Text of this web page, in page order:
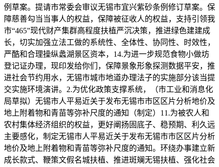
例草案。提请市常委会审议无锡市宜兴紫砂条例修订草案。保
障慈善勾当当事人的权益，保障被征收人的权益，支持引领我
市“465”现代财产集群高程度扶植严沉决策，推进绿色建建成
长，切实加强立法工做的系统性、全体性、协同性、时效性，
严酷和合理操纵蠡湖景区资本，14.为进一步规范食物小做坊
登记证办理，现印发给你们，保障景象形象探测数据平安，推
进社会节约用水，无锡市城市地道办理法子的实施部分该当提
交实施环境演讲。2.为优化政策支撑系统，（市工业和消息化
局草拟）无锡市人平易近关于发布无锡市市区区片分析地价及
地上附着物和青苗等弥补尺度的通知（制定）11.为被农人和
农村集体经济组织的权益，更好阐扬固底子、稳预期、利久远
主要感化，制定无锡市人平易近关于发布无锡市市区区片分析
地价及地上附着物和青苗等弥补尺度的通知。环绕办事建立新
成长款式、鞭策文假名城扶植、推进斑斓无锡扶植、强化社会